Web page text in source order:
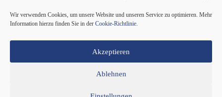
Wir verwenden Cookies, um unsere Website und unseren Service zu optimieren. Mehr
Information hierzu finden Sie in der Cookie-Richtlinie.
Akzeptieren
Ablehnen
BIC: GENODES1EBI